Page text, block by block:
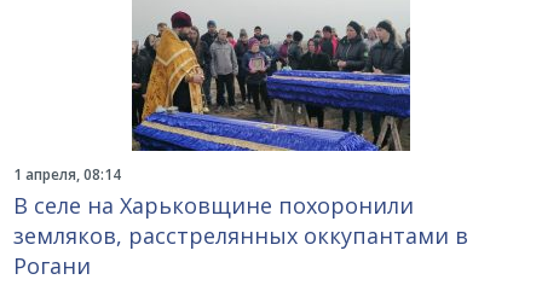
1 апреля, 08:14
В селе на Харьковщине похоронили
земляков, расстрелянных оккупантами в
Рогани